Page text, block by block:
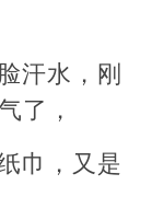
汗水，刚
了，
巾，又是